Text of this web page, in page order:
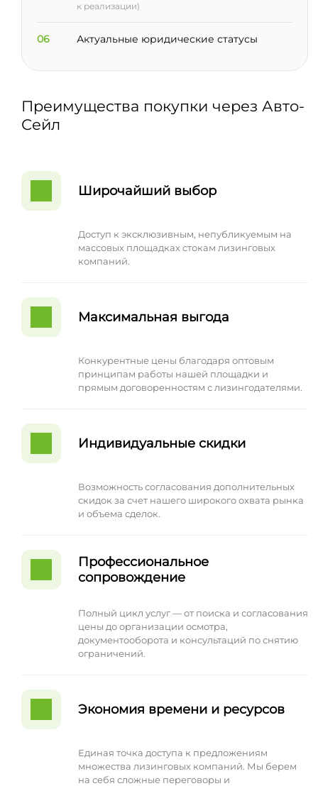
к реализации)
06 Актуальные юридические статусы
Преимущества покупки через Авто-
Сейл
Широчайший выбор
Доступ к эксклюзивным, непубликуемым на
массовых площадках стокам лизинговых
компаний.
Максимальная выгода
Конкурентные цены благодаря оптовым
принципам работы нашей площадки и
прямым договоренностям с лизингодателями.
Индивидуальные скидки
Возможность согласования дополнительных
скидок за счет нашего широкого охвата рынка
и объема сделок.
Профессиональное
сопровождение
Полный цикл услуг — от поиска и согласования
цены до организации осмотра,
документооборота и консультаций по снятию
ограничений.
Экономия времени и ресурсов
Единая точка доступа к предложениям
множества лизинговых компаний. Мы берем
на себя сложные переговоры и